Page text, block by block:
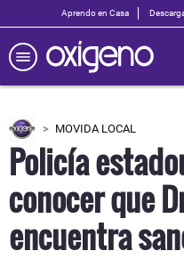
Aprendo en Casa
MOVIDA LOCAL
Policía
conocer que
encuentra